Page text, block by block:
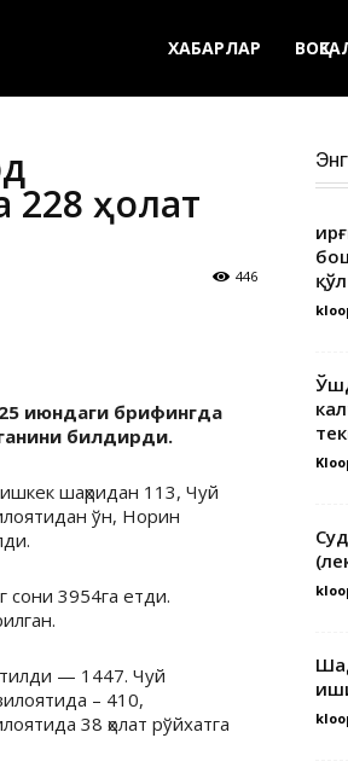
ХАБАРЛАР
228 ҳолат
446
июндаги брифингда
билдирди.
шаҳридан 113, Чуй
ўн, Норин
сони 3954га етди.
— 1447. Чуй
– 410,
38 ҳолат рўйхатга